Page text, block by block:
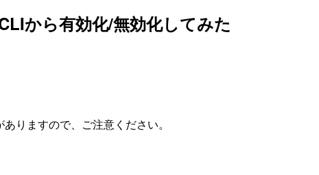
から有効化/無効化してみた
りますので、ご注意ください。